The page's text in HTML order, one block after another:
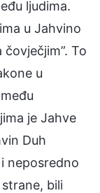
ljudima.
u Jahvino
To
u
je Jahve
Duh
neposredno
bili